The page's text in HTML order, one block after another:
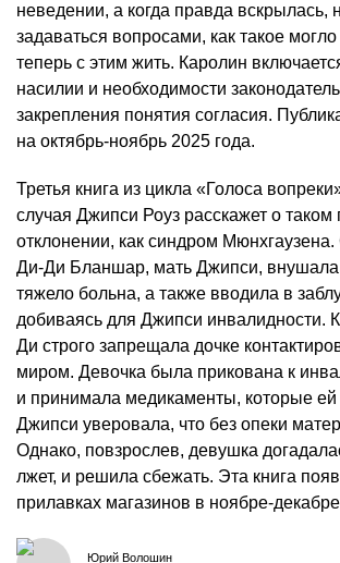
неведении, а когда правда вскрылась,
задаваться вопросами, как такое могло
теперь с этим жить. Каролин
насилии и необходимости
закрепления понятия согласия.
на октябрь-ноябрь 2025 года.
Третья книга из цикла «Голоса
случая Джипси Роуз расскажет о таком
отклонении, как синдром
Ди-Ди Бланшар, мать Джипси, внушала
тяжело больна, а также вводила в
добиваясь для Джипси инвалидности.
Ди строго запрещала дочке
миром. Девочка была прикована к
и принимала медикаменты, которые
Джипси уверовала, что без опеки
Однако, повзрослев, девушка
лжет, и решила сбежать. Эта книга
прилавках магазинов в ноябре-
Юрий Волошин